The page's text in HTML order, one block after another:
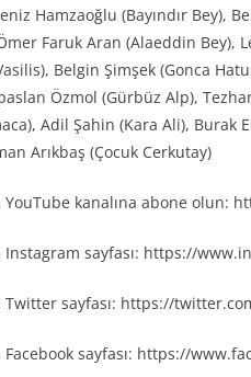
Hamzaoğlu (Bayındır Bey),
Faruk Aran (Alaeddin Bey),
Belgin Şimşek (Gonca
Özmol (Gürbüz Alp),
Adil Şahin (Kara Ali), Burak
Arıkbaş (Çocuk Cerkutay)
kanalına abone olun:
sayfası: https://
Twitter sayfası: https://
sayfası: https://